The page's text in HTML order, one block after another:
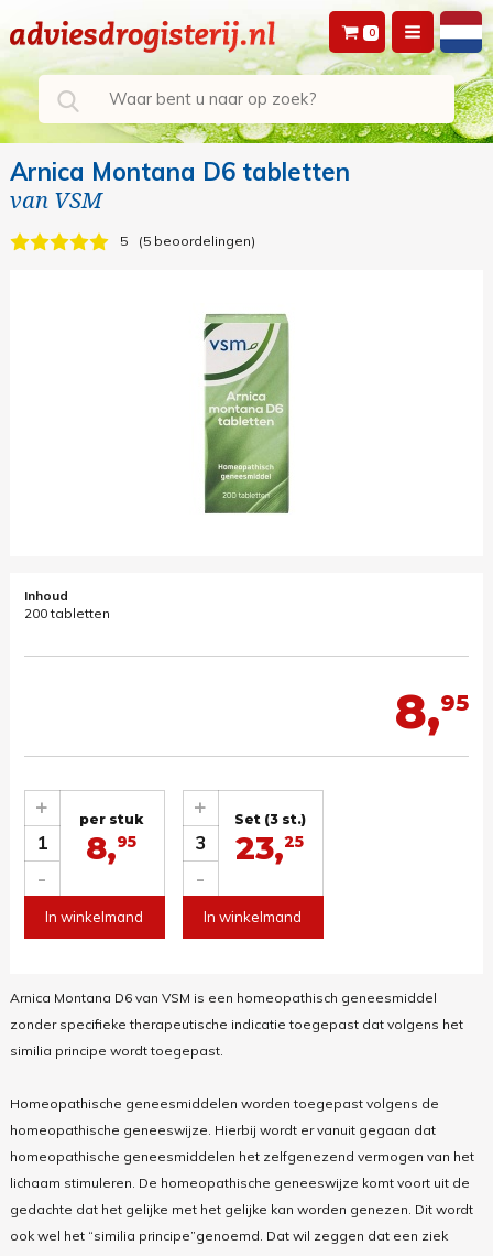
0
Arnica Montana D6 tabletten
van VSM
5 5 beoordelingen
Inhoud
200 tabletten
8,95
1
-
+ per stuk
8,95
In winkelmand
3
-
+ Set (3 st.)
23,25
In winkelmand
Arnica Montana D6 van VSM is een homeopathisch geneesmiddel
zonder specifieke therapeutische indicatie toegepast dat volgens het
similia principe wordt toegepast.
Homeopathische geneesmiddelen worden toegepast volgens de
homeopathische geneeswijze. Hierbij wordt er vanuit gegaan dat
homeopathische geneesmiddelen het zelfgenezend vermogen van het
lichaam stimuleren. De homeopathische geneeswijze komt voort uit de
gedachte dat het gelijke met het gelijke kan worden genezen. Dit wordt
ook wel het “similia principe”genoemd. Dat wil zeggen dat een ziek